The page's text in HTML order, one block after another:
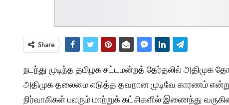
Share
நடந்து முடிந்த தமிழக சட்டமன்றத் தேர்தலில் அதிமுக
அதிமுக தலைமை எடுத்த தவறான முடிவே காரணம் என்று
நிர்வாகிகள் பலரும் மாற்றுக் கட்சிகளில் இணைந்து